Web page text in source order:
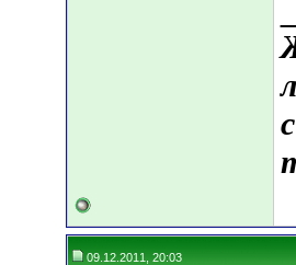
09.12.2011, 20:03